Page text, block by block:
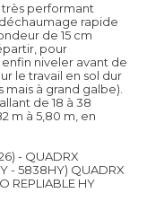
très performant
rapide
de 15 cm
pour
niveler avant de
le travail en sol dur
à grand galbe).
de 18 à 38
m à 5,80 m, en
- QUADRX
- 5838HY) QUADRX
REPLIABLE HY